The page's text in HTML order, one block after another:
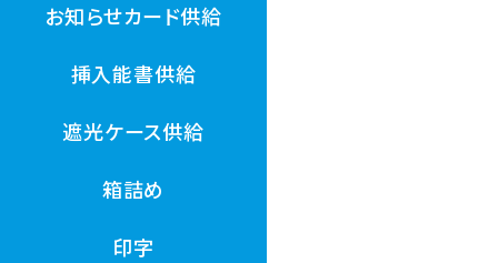
お知らせカード供給
挿入能書供給
遮光ケース供給
箱詰め
印字